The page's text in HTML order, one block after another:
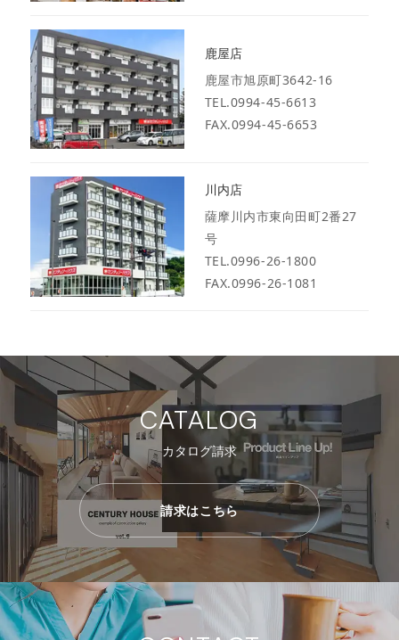
鹿屋店
鹿屋市旭原町3642-16
TEL.0994-45-6613
FAX.0994-45-6653
川内店
薩摩川内市東向田町2番27
号
TEL.0996-26-1800
FAX.0996-26-1081
CATALOG
カタログ請求
請求はこちら